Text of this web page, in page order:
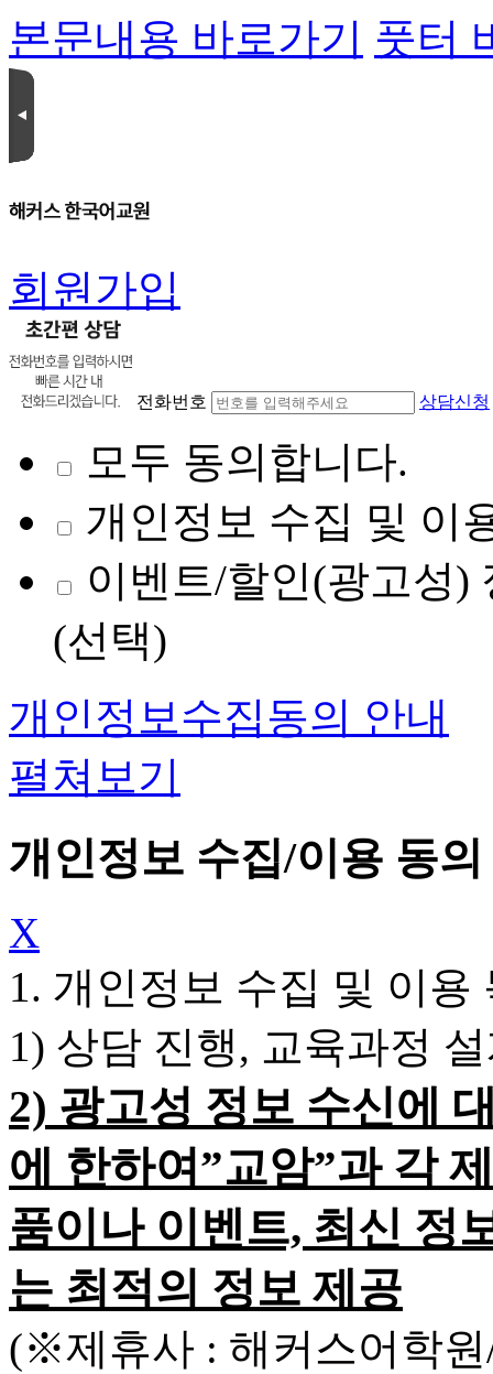
본문내용 바로가기 풋터
회원가입
전화번호 상담신청
모두 동의합니다.
개인정보 수집 및 이
이벤트/할인(광고성)
(선택)
개인정보수집동의 안내
펼쳐보기
개인정보 수집/이용 동
X
1. 개인정보 수집 및 이용
1) 상담 진행, 교육과정
2) 광고성 정보 수신에
에 한하여”교암”과 각
품이나 이벤트, 최신 정
는 최적의 정보 제공
(※제휴사 : 해커스어학